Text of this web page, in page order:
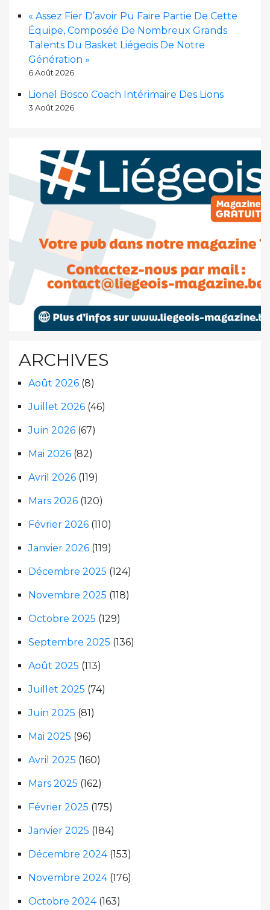
« Assez Fier D’avoir Pu Faire Partie De Cette
Équipe, Composée De Nombreux Grands
Talents Du Basket Liégeois De Notre
Génération »
6 Août 2026
Lionel Bosco Coach Intérimaire Des Lions
3 Août 2026
ARCHIVES
Août 2026 (8)
Juillet 2026 (46)
Juin 2026 (67)
Mai 2026 (82)
Avril 2026 (119)
Mars 2026 (120)
Février 2026 (110)
Janvier 2026 (119)
Décembre 2025 (124)
Novembre 2025 (118)
Octobre 2025 (129)
Septembre 2025 (136)
Août 2025 (113)
Juillet 2025 (74)
Juin 2025 (81)
Mai 2025 (96)
Avril 2025 (160)
Mars 2025 (162)
Février 2025 (175)
Janvier 2025 (184)
Décembre 2024(153)
Novembre 2024(176)
Octobre 2024(163)